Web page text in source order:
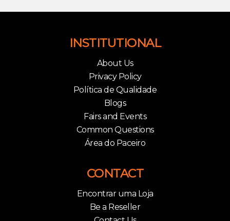
INSTITUTIONAL
About Us
Privacy Policy
Política de Qualidade
Blogs
Fairs and Events
Common Questions
Área do Paceiro
CONTACT
Encontrar uma Loja
Be a Reseller